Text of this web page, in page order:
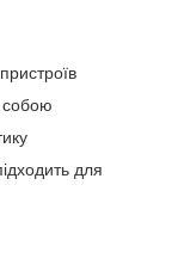
собою
для